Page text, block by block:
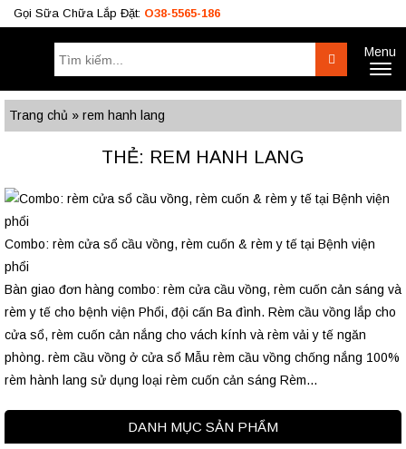
Gọi Sữa Chữa Lắp Đặt: O38-5565-186
Tìm
kiếm:
SearchMenu
Công Trình BÁO GIÁ RÈM
O38.5565.186
Trang chủ » rem hanh lang
THẺ: REM HANH LANG
Combo: rèm cửa sổ cầu vồng, rèm cuốn & rèm y tế tại Bệnh viện
phổi
Bàn giao đơn hàng combo: rèm cửa cầu vồng, rèm cuốn cản sáng và
rèm y tế cho bệnh viện Phổi, đội cấn Ba đình. Rèm cầu vồng lắp cho
cửa sổ, rèm cuốn cản nắng cho vách kính và rèm vải y tế ngăn
phòng. rèm cầu vồng ở cửa sổ Mẫu rèm cầu vồng chống nắng 100%
rèm hành lang sử dụng loại rèm cuốn cản sáng Rèm...
DANH MỤC SẢN PHẨM